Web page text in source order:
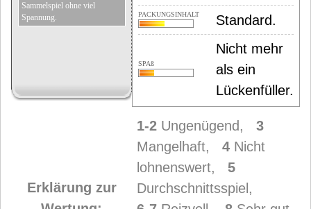
PACKUNGSINHALT Standard.
SPAß
Nicht mehr
als ein
Lückenfüller.
Sammelspiel ohne viel
Spannung.
Erklärung zur
1-2 Ungenügend, 3
Mangelhaft, 4 Nicht
lohnenswert, 5
Durchschnittsspiel,